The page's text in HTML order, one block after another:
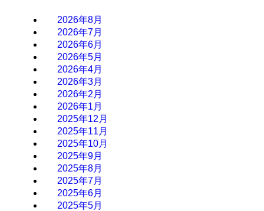
2026年8月
2026年7月
2026年6月
2026年5月
2026年4月
2026年3月
2026年2月
2026年1月
2025年12月
2025年11月
2025年10月
2025年9月
2025年8月
2025年7月
2025年6月
2025年5月